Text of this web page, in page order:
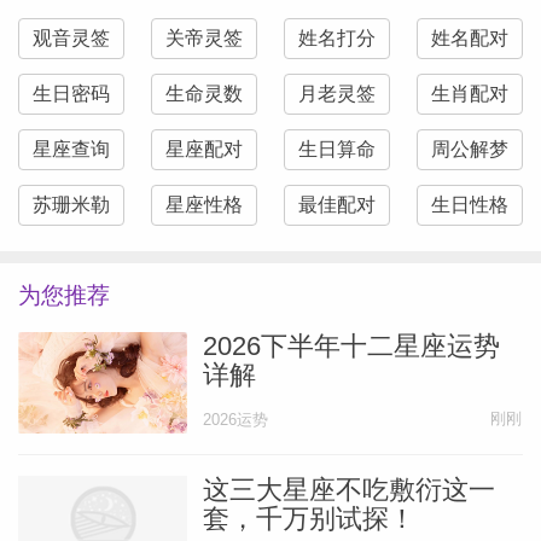
观音灵签 关帝灵签 姓名打分 姓名配对
生日密码 生命灵数 月老灵签 生肖配对
星座查询 星座配对 生日算命 周公解梦
苏珊米勒 星座性格 最佳配对 生日性格
为您推荐
2026下半年十二星座运势
详解
2026运势 刚刚
这三大星座不吃敷衍这一
套，千万别试探！